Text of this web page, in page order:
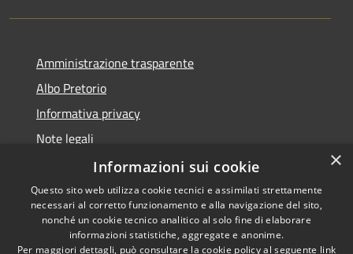
Amministrazione trasparente
Albo Pretorio
Informativa privacy
Note legali
Dichiarazione di accessibilità
RSS
Copyright © 2026 • Comune di
×
Informazioni sui cookie
Questo sito web utilizza cookie tecnici e assimilati strettamente
necessari al corretto funzionamento e alla navigazione del sito,
nonché un cookie tecnico analitico al solo fine di elaborare
informazioni statistiche, aggregate e anonime.
Per maggiori dettagli, può consultare la cookie policy al seguente link